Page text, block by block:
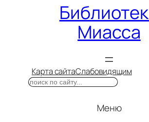
Миасса
Карта сайтаСлабовидящим
Поиск
Меню